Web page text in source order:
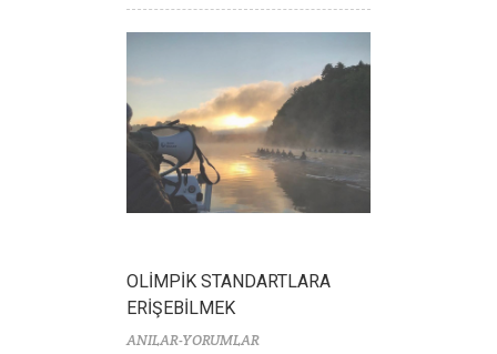
OLİMPİK STANDARTLARA
ERİŞEBİLMEK
ANILAR-YORUMLAR